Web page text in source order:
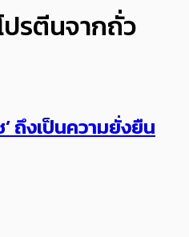
ปรตีนจากถั่ว
ถึงเป็นความยั่งยืน